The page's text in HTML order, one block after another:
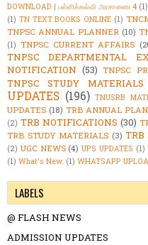
DOWNLOAD | பள்ளிக்கல்வி அரசாணை 4 (1)
(1) TN TEXT BOOKS ONLINE (1)
TNPSC ANNUAL PLANNER (10)
(1) TNPSC CURRENT AFFAIRS
TNPSC DEPARTMENTAL
NOTIFICATION (53) TNPSC
TNPSC STUDY MATERIALS
UPDATES (196) TNUSRB
UPDATES (18) TRB ANNUAL
(2) TRB NOTIFICATIONS (30)
TRB STUDY MATERIALS (3) TRB
(2) UGC NEWS (4) UPS UPDATES (1)
(1) What's New. (1) WHATSAPP
LABELS
@ FLASH NEWS
ADMISSION UPDATES